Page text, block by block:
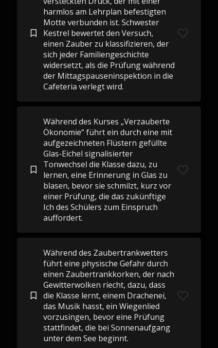
harmlos am Lehrplan befestigten
Motte verbunden ist. Schwester
Kestrel bewertet den Versuch,
einen Zauber zu klassifizieren, der
sich jeder Familiengeschichte
widersetzt, als die Prüfung während
der Mittagspauseninspektion in die
Cafeteria verlegt wird.
Während des Kurses „Verzauberte
Ökonomie“ führt ein durch eine mit
aufgezeichneten Flüstern gefüllte
Glas-Eichel signalisierter
Tonwechsel die Klasse dazu, zu
lernen, eine Erinnerung in Glas zu
blasen, bevor sie schmilzt, kurz vor
einer Prüfung, die das zukünftige
Ich des Schülers zum Einspruch
auffordert.
Während des Zaubertrankwetters
führt eine physische Gefahr durch
einen Zaubertrankkorken, der nach
Gewitterwolken riecht, dazu, dass
die Klasse lernt, einem Drachenei,
das Musik hasst, ein Wiegenlied
vorzusingen, bevor eine Prüfung
stattfindet, die bei Sonnenaufgang
unter dem See beginnt.